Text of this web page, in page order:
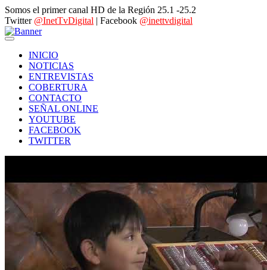
Somos el primer canal HD de la Región 25.1 -25.2
Twitter @InetTvDigital | Facebook @inettvdigital
INICIO
NOTICIAS
ENTREVISTAS
COBERTURA
CONTACTO
SEÑAL ONLINE
YOUTUBE
FACEBOOK
TWITTER